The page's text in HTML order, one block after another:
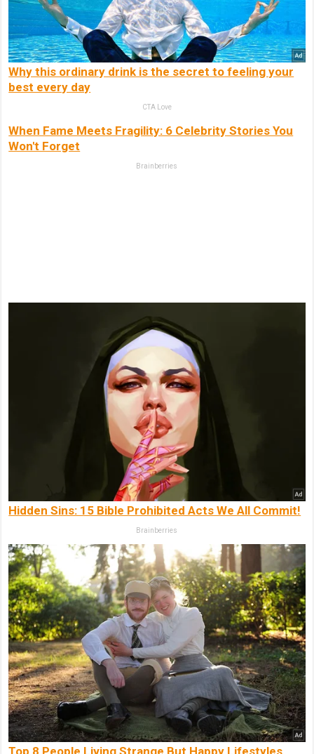
Why this ordinary drink is the secret to feeling your
best every day
CTA Love
When Fame Meets Fragility: 6 Celebrity Stories You
Won't Forget
Brainberries
Hidden Sins: 15 Bible Prohibited Acts We All Commit!
Brainberries